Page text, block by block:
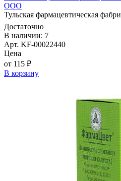
ООО
Тульская фармацевтическая
Достаточно
В наличии: 7
Арт. KF-00022440
Цена
от 115 ₽
В корзину